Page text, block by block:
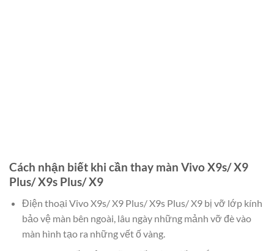
Cách nhận biết khi cần thay màn Vivo X9s/ X9
Plus/ X9s Plus/ X9
Điện thoại Vivo X9s/ X9 Plus/ X9s Plus/ X9 bị vỡ lớp kính
bảo vệ màn bên ngoài, lâu ngày những mảnh vỡ đè vào
màn hình tạo ra những vết ố vàng.